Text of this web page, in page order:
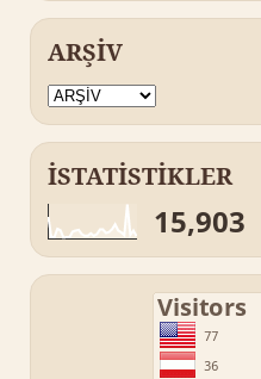
ARŞİV
İSTATİSTİKLER
15,903